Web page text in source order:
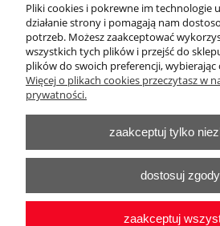
Pomoc
Dostawa
Dokumenty
Moje konto
O firmie
Pliki cookies i pokrewne im technologie
działanie strony i pomagają nam
potrzeb. Możesz zaakceptować
wszystkich tych plików i przejść do
plików do swoich preferencji,
Więcej o plikach cookies przeczytasz w
prywatności.
zaakceptuj tylko
dostosuj zgody
zaakceptuj